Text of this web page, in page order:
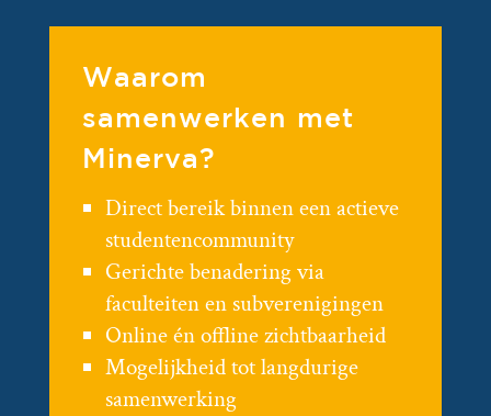
Waarom
samenwerken met
Minerva?
Direct bereik binnen een actieve
studentencommunity
Gerichte benadering via
faculteiten en subverenigingen
Online én offline zichtbaarheid
Mogelijkheid tot langdurige
samenwerking